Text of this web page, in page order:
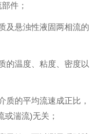
件；
及悬浊性液固两相流的
的温度、粘度、密度以
质的平均流速成正比，
湍流)无关；